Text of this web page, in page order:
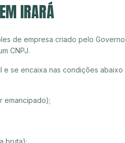
IRARÁ
de empresa criado pelo Governo
CNPJ.
e se encaixa nas condições abaixo
emancipado);